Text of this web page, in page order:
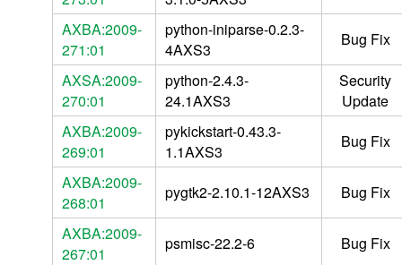
AXBA:2009-
271:01
python-iniparse-0.2.3-
4AXS3
Bug Fix
AXSA:2009-
270:01
python-2.4.3-
24.1AXS3
Security
Update
AXBA:2009-
269:01
pykickstart-0.43.3-
1.1AXS3
Bug Fix
AXBA:2009-
268:01
pygtk2-2.10.1-12AXS3
Bug Fix
AXBA:2009-
267:01
psmisc-22.2-6
Bug Fix